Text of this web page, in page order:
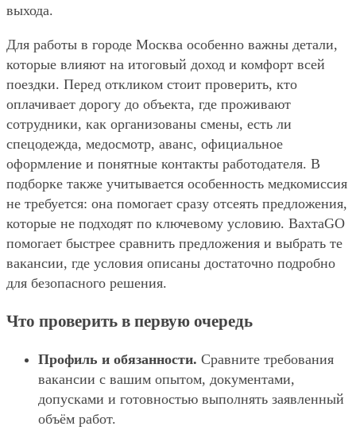
выхода.
Для работы в городе Москва особенно важны детали,
которые влияют на итоговый доход и комфорт всей
поездки. Перед откликом стоит проверить, кто
оплачивает дорогу до объекта, где проживают
сотрудники, как организованы смены, есть ли
спецодежда, медосмотр, аванс, официальное
оформление и понятные контакты работодателя. В
подборке также учитывается особенность медкомиссия
не требуется: она помогает сразу отсеять предложения,
которые не подходят по ключевому условию. ВахтаGO
помогает быстрее сравнить предложения и выбрать те
вакансии, где условия описаны достаточно подробно
для безопасного решения.
Что проверить в первую очередь
Профиль и обязанности. Сравните требования
вакансии с вашим опытом, документами,
допусками и готовностью выполнять заявленный
объём работ.